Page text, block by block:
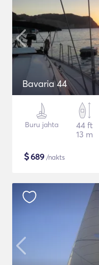
Bavaria 44
Buru jahta
44 ft
13 m
$689 /nakts